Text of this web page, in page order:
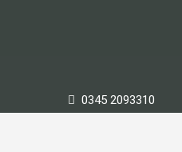
0345 2093310